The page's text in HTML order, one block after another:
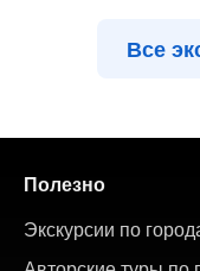
Все
Полезно
Экскурсии по